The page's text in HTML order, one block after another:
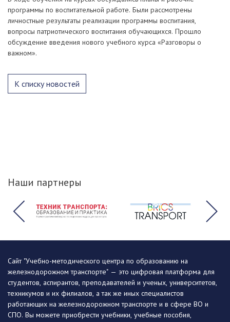
программы по воспитательной работе. Были рассмотрены
личностные результаты реализации программы воспитания,
вопросы патриотического воспитания обучающихся. Прошло
обсуждение введения нового учебного курса «Разговоры о
важном».
К списку новостей
Наши партнеры
Сайт "Учебно-методического центра по образованию на
железнодорожном транспорте" — это цифровая платформа для
студентов, аспирантов, преподавателей и ученых, университетов,
техникумов и их филиалов, а так же иных специалистов
работающих на железнодорожном транспорте и в сфере ВО и
СПО. Вы можете приобрести учебники, учебные пособия,